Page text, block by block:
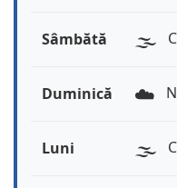
Sâmbătă 🌫️
Duminică ☁️
Luni 🌫️